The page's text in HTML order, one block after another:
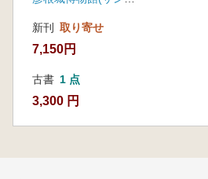
新刊 取り寄せ
7,150円
古書 1 点
3,300 円